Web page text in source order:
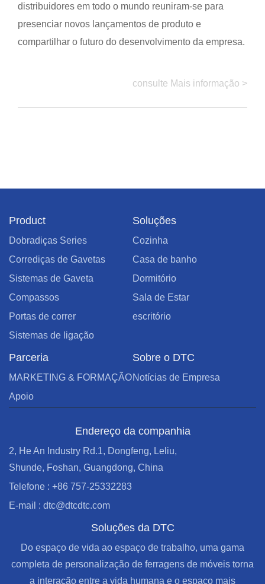
distribuidores em todo o mundo reuniram-se para
presenciar novos lançamentos de produto e
compartilhar o futuro do desenvolvimento da empresa.
consulte Mais informação >
Product
Dobradiças Series
Corrediças de Gavetas
Sistemas de Gaveta
Compassos
Portas de correr
Sistemas de ligação
Soluções
Cozinha
Casa de banho
Dormitório
Sala de Estar
escritório
Parceria
MARKETING & FORMAÇÃO
Apoio
Sobre o DTC
Notícias de Empresa
Endereço da companhia
2, He An Industry Rd.1, Dongfeng, Leliu,
Shunde, Foshan, Guangdong, China
Telefone : +86 757-25332283
E-mail : dtc@dtcdtc.com
Soluções da DTC
Do espaço de vida ao espaço de trabalho, uma gama
completa de personalização de ferragens de móveis torna
a interação entre a vida humana e o espaço mais